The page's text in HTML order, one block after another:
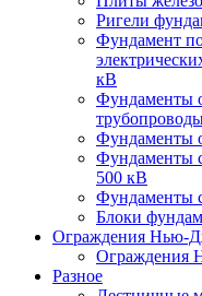
Ригели
Фундамент
кВ
Фундаменты
Фундаменты
Фундаменты
500 кВ
Фундаменты
Блоки
Ограждения Нью-
Ограждения
Разное